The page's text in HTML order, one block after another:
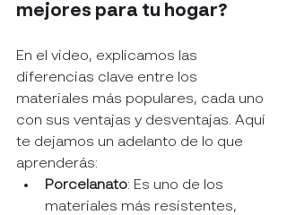
mejores para tu hogar?
En el video, explicamos las
diferencias clave entre los
materiales más populares, cada uno
con sus ventajas y desventajas. Aquí
te dejamos un adelanto de lo que
aprenderás:
Porcelanato: Es uno de los
materiales más resistentes,